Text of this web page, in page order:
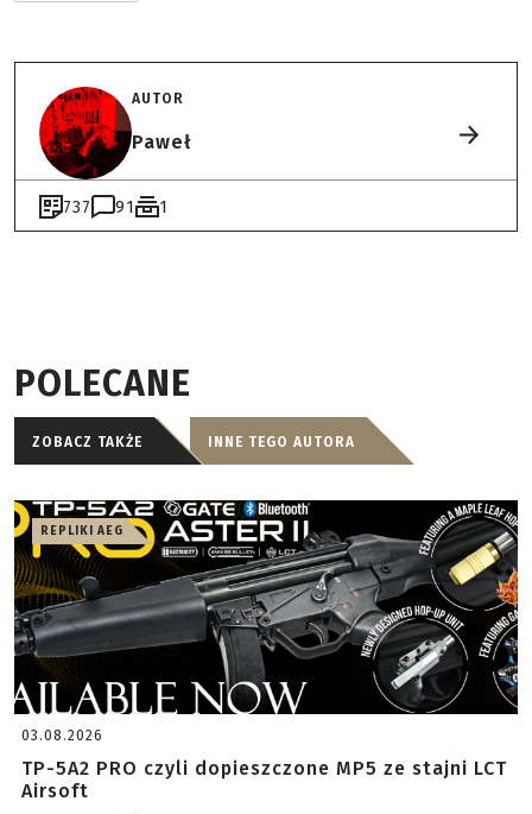
AUTOR
Paweł
737 91 1
POLECANE
ZOBACZ TAKŻE INNE TEGO AUTORA
REPLIKI AEG
03.08.2026
TP-5A2 PRO czyli dopieszczone MP5 ze stajni LCT
Airsoft